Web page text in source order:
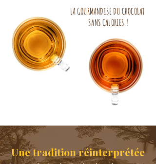
LA GOURMANDISE DU CHOCOLAT
SANS CALORIES !
Une tradition réinterprétée
​​